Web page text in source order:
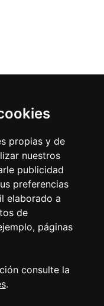
propias y de
nuestros
publicidad
preferencias
elaborado a
de
páginas
consulte la
.